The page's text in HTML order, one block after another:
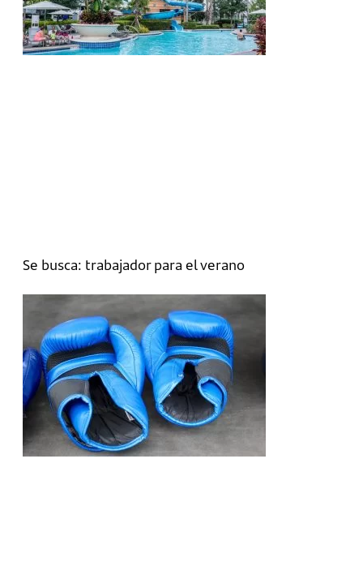
Se busca: trabajador para el verano